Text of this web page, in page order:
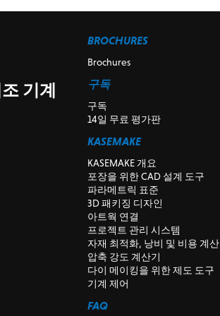
기계
BROCHURES
Brochures
구독
구독
14일 무료 평가판
KASEMAKE
KASEMAKE 개요
포장을 위한 CAD 설계 도구
파라메트릭 표준
3D 패키징 디자인
아트웍 연결
프로젝트 관리 시스템
자재 최적화, 낭비 및 비용 계산
압축 강도 계산기
다이 메이킹을 위한 제도 도구
기계 제어
FAQ